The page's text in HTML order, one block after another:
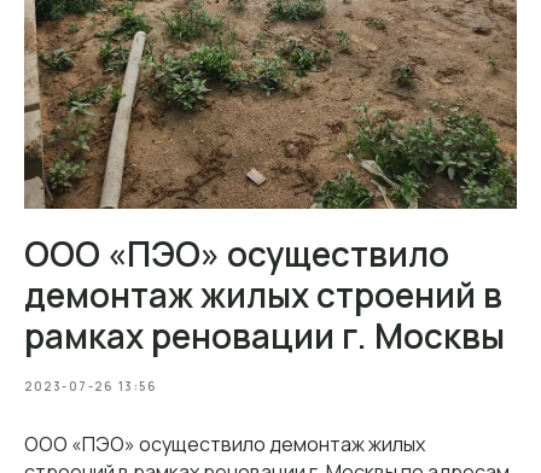
ООО «ПЭО» осуществило
демонтаж жилых строений в
рамках реновации г. Москвы
2023-07-26 13:56
ООО «ПЭО» осуществило демонтаж жилых